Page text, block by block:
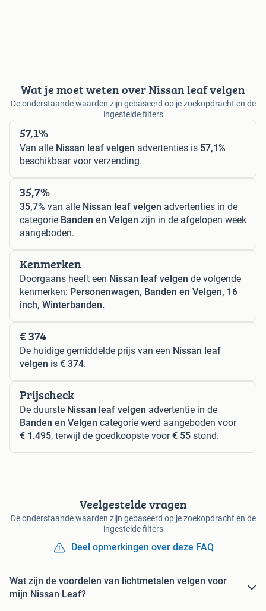
Wat je moet weten over Nissan leaf velgen
De onderstaande waarden zijn gebaseerd op je zoekopdracht en de
ingestelde filters
57,1%
Van alle Nissan leaf velgen advertenties is 57,1%
beschikbaar voor verzending.
35,7%
35,7% van alle Nissan leaf velgen advertenties in de
categorie Banden en Velgen zijn in de afgelopen week
aangeboden.
Kenmerken
Doorgaans heeft een Nissan leaf velgen de volgende
kenmerken: Personenwagen, Banden en Velgen, 16
inch, Winterbanden.
€ 374
De huidige gemiddelde prijs van een Nissan leaf
velgen is € 374.
Prijscheck
De duurste Nissan leaf velgen advertentie in de
Banden en Velgen categorie werd aangeboden voor
€ 1.495, terwijl de goedkoopste voor€ 55 stond.
Veelgestelde vragen
De onderstaande waarden zijn gebaseerd op je zoekopdracht en de
ingestelde filters
Deel opmerkingen over deze FAQ
Wat zijn de voordelen van lichtmetalen velgen voor
mijn Nissan Leaf?